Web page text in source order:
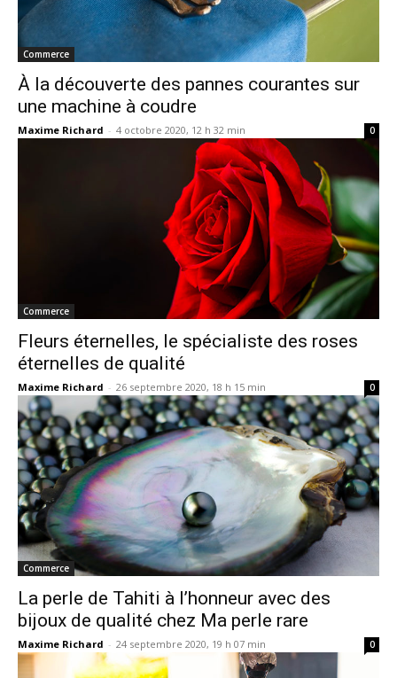
Commerce
À la découverte des pannes courantes sur
une machine à coudre
Maxime Richard - 4 octobre 2020, 12 h 32 min 0
Commerce
Fleurs éternelles, le spécialiste des roses
éternelles de qualité
Maxime Richard - 26 septembre 2020, 18 h 15 min 0
Commerce
La perle de Tahiti à l’honneur avec des
bijoux de qualité chez Ma perle rare
Maxime Richard - 24 septembre 2020, 19 h 07 min 0